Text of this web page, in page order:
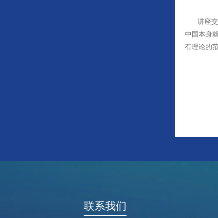
讲座
中国本身
有理论的
联系我们